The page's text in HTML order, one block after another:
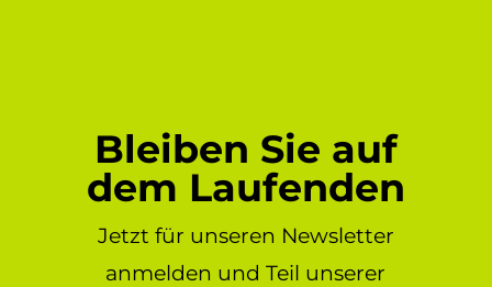
Bleiben Sie auf
dem Laufenden
Jetzt für unseren Newsletter
anmelden und Teil unserer